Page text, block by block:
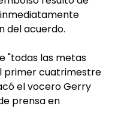
del acuerdo.
"todas las metas
primer cuatrimestre
el vocero Gerry
prensa en